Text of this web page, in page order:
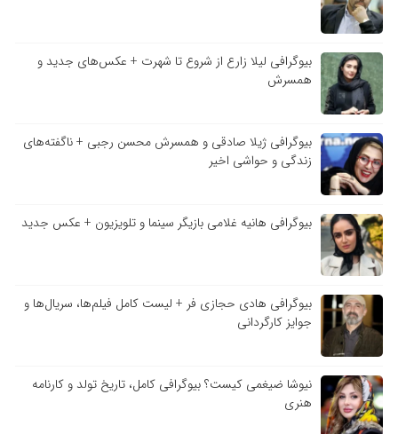
بیوگرافی لیلا زارع از شروع تا شهرت + عکس‌های جدید و
همسرش
بیوگرافی ژیلا صادقی و همسرش محسن رجبی + ناگفته‌های
زندگی و حواشی اخیر
بیوگرافی هانیه غلامی بازیگر سینما و تلویزیون + عکس جدید
بیوگرافی هادی حجازی فر + لیست کامل فیلم‌ها، سریال‌ها و
جوایز کارگردانی
نیوشا ضیغمی کیست؟ بیوگرافی کامل، تاریخ تولد و کارنامه
هنری